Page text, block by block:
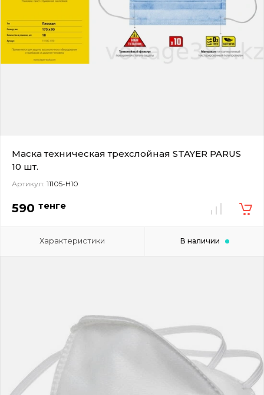
Маска техническая трехслойная STAYER PARUS
10 шт.
Артикул: 11105-H10
590 тенге
Характеристики В наличии